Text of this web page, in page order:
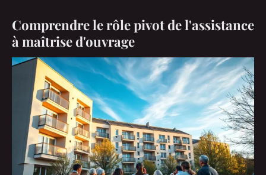
Comprendre le rôle pivot de l'assistance
à maîtrise d'ouvrage